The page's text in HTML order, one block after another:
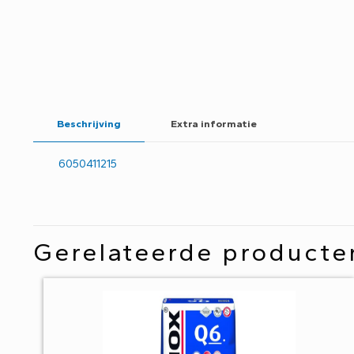
Beschrijving Extra informatie
6050411215
Gerelateerde